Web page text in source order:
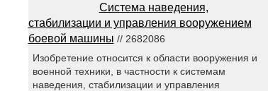
Система наведения,
стабилизации и управления вооружением
боевой машины // 2682086
Изобретение относится к области вооружения и
военной техники, в частности к системам
наведения, стабилизации и управления